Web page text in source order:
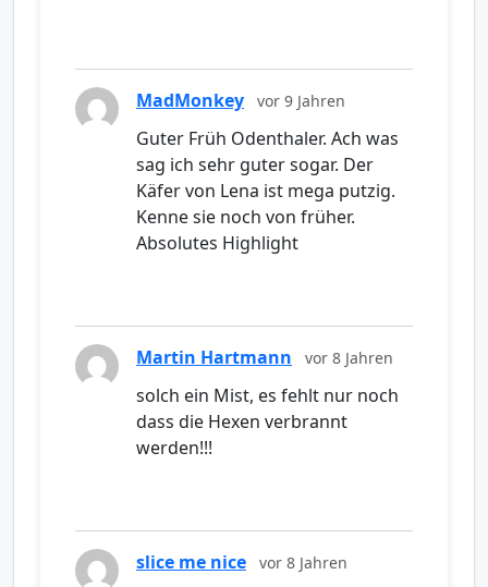
MadMonkey vor 9 Jahren
Guter Früh Odenthaler. Ach was
sag ich sehr guter sogar. Der
Käfer von Lena ist mega putzig.
Kenne sie noch von früher.
Absolutes Highlight
Martin Hartmann vor 8 Jahren
solch ein Mist, es fehlt nur noch
dass die Hexen verbrannt
werden!!!
slice me nice vor 8 Jahren